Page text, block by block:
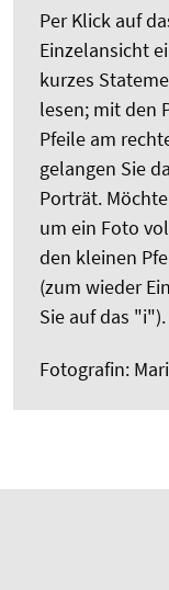
Per Klick auf
Einzelansicht
kurzes
lesen; mit den
Pfeile am
gelangen Sie
Porträt.
um ein Foto
den kleinen
(zum wieder
Sie auf das "i").
Fotografin: